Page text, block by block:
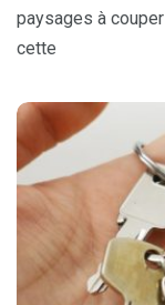
paysages à
cette